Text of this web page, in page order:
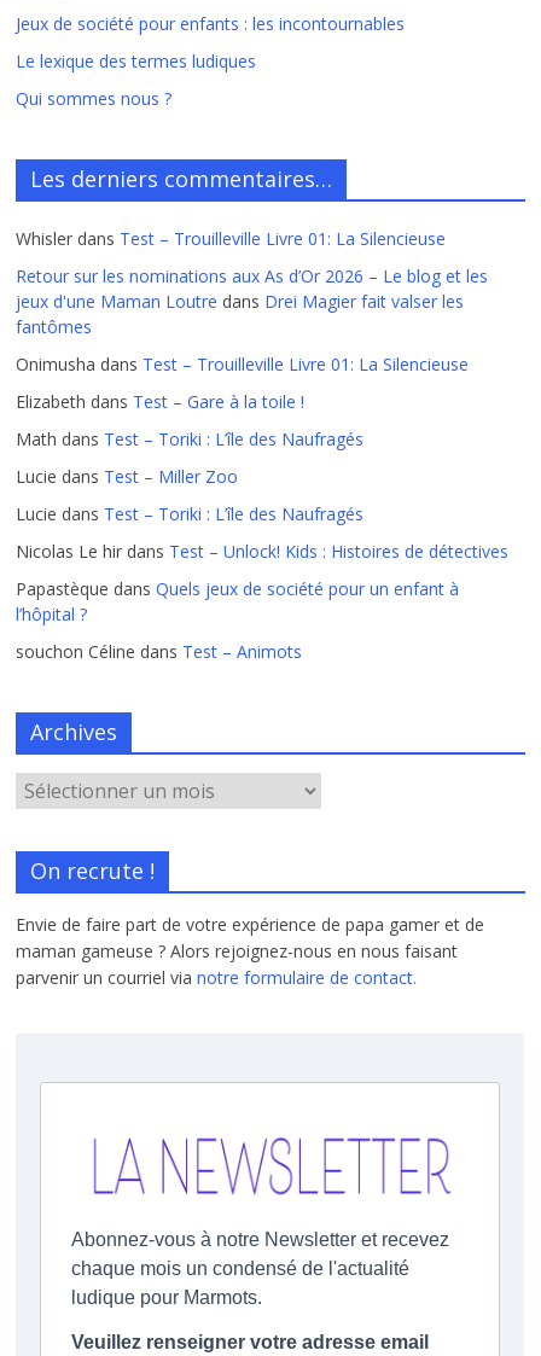
Jeux de société pour enfants : les incontournables
Le lexique des termes ludiques
Qui sommes nous ?
Les derniers commentaires…
Whisler dans Test – Trouilleville Livre 01: La Silencieuse
Retour sur les nominations aux As d’Or 2026 – Le blog et les
jeux d'une Maman Loutre dans Drei Magier fait valser les
fantômes
Onimusha dans Test – Trouilleville Livre 01: La Silencieuse
Elizabeth dans Test – Gare à la toile !
Math dans Test – Toriki : L’île des Naufragés
Lucie dans Test – Miller Zoo
Lucie dans Test – Toriki : L’île des Naufragés
Nicolas Le hir dans Test – Unlock! Kids : Histoires de détectives
Papastèque dansQuels jeux de société pour un enfant à
l’hôpital ?
souchon Céline dans Test – Animots
Archives
On recrute !
Envie de faire part de votre expérience de papa gamer et de
maman gameuse ? Alors rejoignez-nous en nous faisant
parvenir un courriel vianotre formulaire de contact.